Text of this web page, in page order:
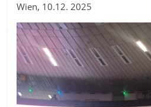
Wien, 10.12. 2025